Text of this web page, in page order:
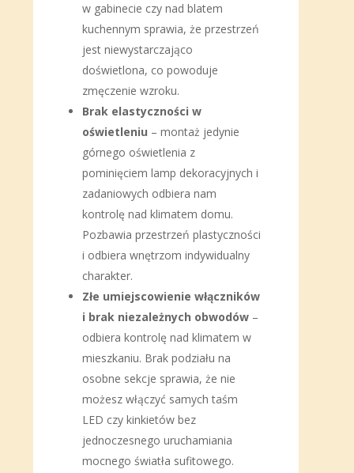
w gabinecie czy nad blatem
kuchennym sprawia, że przestrzeń
jest niewystarczająco
doświetlona, co powoduje
zmęczenie wzroku.
Brak elastyczności w
oświetleniu – montaż jedynie
górnego oświetlenia z
pominięciem lamp dekoracyjnych i
zadaniowych odbiera nam
kontrolę nad klimatem domu.
Pozbawia przestrzeń plastyczności
i odbiera wnętrzom indywidualny
charakter.
Złe umiejscowienie włączników
i brak niezależnych obwodów –
odbiera kontrolę nad klimatem w
mieszkaniu. Brak podziału na
osobne sekcje sprawia, że nie
możesz włączyć samych taśm
LED czy kinkietów bez
jednoczesnego uruchamiania
mocnego światła sufitowego.